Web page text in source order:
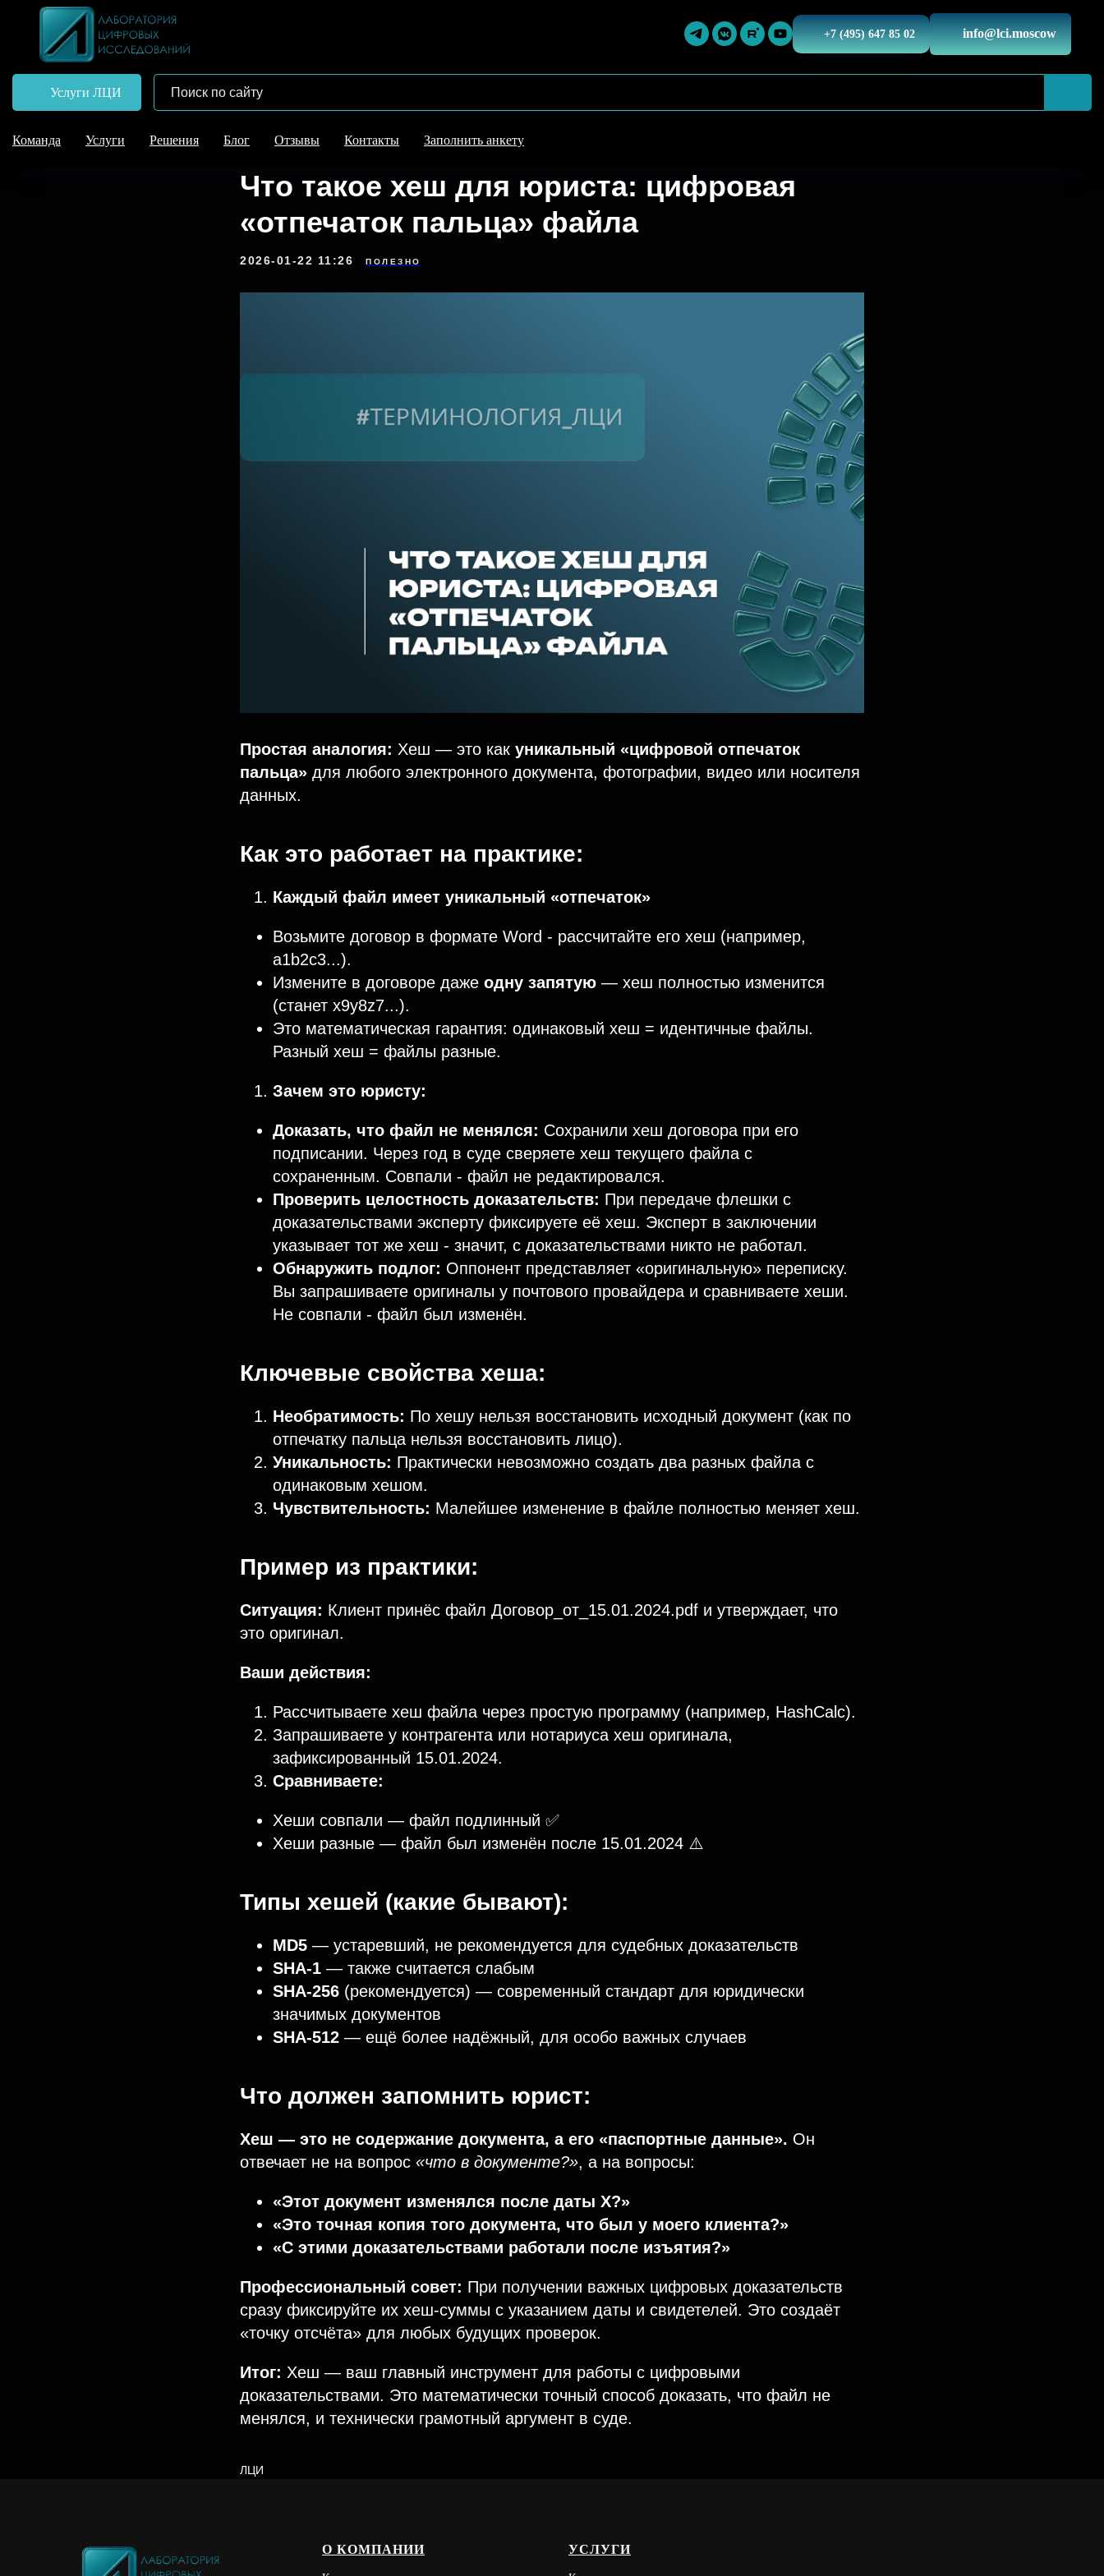
+7 (495) 647 85 02 info@lci.moscow
Услуги ЛЦИ
Команда Услуги Решения Блог Отзывы Контакты Заполнить анкету
Что такое хеш для юриста: цифровая
«отпечаток пальца» файла
2026-01-22 11:26 ПОЛЕЗНО
Простая аналогия: Хеш — это как уникальный «цифровой отпечаток
пальца» для любого электронного документа, фотографии, видео или носителя
данных.
Как это работает на практике:
Каждый файл имеет уникальный «отпечаток»
Возьмите договор в формате Word - рассчитайте его хеш (например,
a1b2c3...).
Измените в договоре даже одну запятую — хеш полностью изменится
(станет x9y8z7...).
Это математическая гарантия: одинаковый хеш = идентичные файлы.
Разный хеш = файлы разные.
Зачем это юристу:
Доказать, что файл не менялся: Сохранили хеш договора при его
подписании. Через год в суде сверяете хеш текущего файла с
сохраненным. Совпали - файл не редактировался.
Проверить целостность доказательств: При передаче флешки с
доказательствами эксперту фиксируете её хеш. Эксперт в заключении
указывает тот же хеш - значит, с доказательствами никто не работал.
Обнаружить подлог: Оппонент представляет «оригинальную» переписку.
Вы запрашиваете оригиналы у почтового провайдера и сравниваете хеши.
Не совпали - файл был изменён.
Ключевые свойства хеша:
Необратимость: По хешу нельзя восстановить исходный документ (как по
отпечатку пальца нельзя восстановить лицо).
Уникальность: Практически невозможно создать два разных файла с
одинаковым хешом.
Чувствительность: Малейшее изменение в файле полностью меняет хеш.
Пример из практики:
Ситуация: Клиент принёс файл Договор_от_15.01.2024.pdf и утверждает, что
это оригинал.
Ваши действия:
Рассчитываете хеш файла через простую программу (например, HashCalc).
Запрашиваете у контрагента или нотариуса хеш оригинала,
зафиксированный 15.01.2024.
Сравниваете:
Хеши совпали — файл подлинный ✅
Хеши разные — файл был изменён после 15.01.2024 ⚠️
Типы хешей (какие бывают):
MD5 — устаревший, не рекомендуется для судебных доказательств
SHA-1 — также считается слабым
SHA-256 (рекомендуется) — современный стандарт для юридически
значимых документов
SHA-512 — ещё более надёжный, для особо важных случаев
Что должен запомнить юрист:
Хеш — это не содержание документа, а его «паспортные данные». Он
отвечает не на вопрос «что в документе?», а на вопросы:
«Этот документ изменялся после даты Х?»
«Это точная копия того документа, что был у моего клиента?»
«С этими доказательствами работали после изъятия?»
Профессиональный совет: При получении важных цифровых доказательств
сразу фиксируйте их хеш-суммы с указанием даты и свидетелей. Это создаёт
«точку отсчёта» для любых будущих проверок.
Итог: Хеш — ваш главный инструмент для работы с цифровыми
доказательствами. Это математически точный способ доказать, что файл не
менялся, и технически грамотный аргумент в суде.
ЛЦИ
О КОМПАНИИ УСЛУГИ